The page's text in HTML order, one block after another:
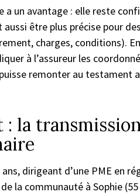
a un avantage : elle reste
être plus précise pour
charges, conditions).
à l’assureur les
remonter au testament
: la
dirigeant d’une PME en
la communauté à Sophie (55